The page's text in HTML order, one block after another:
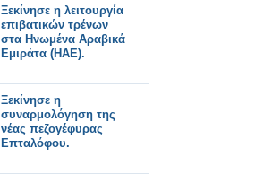
Ξεκίνησε η λειτουργία
επιβατικών τρένων
στα Ηνωμένα Αραβικά
Εμιράτα (ΗΑΕ).
Ξεκίνησε η
συναρμολόγηση της
νέας πεζογέφυρας
Επταλόφου.